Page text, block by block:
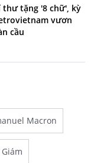
thư tặng '8 chữ', kỳ
vươn
cầu
Macron